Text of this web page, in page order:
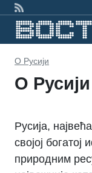
О Русији
О Русији
Русија,
својој
природним